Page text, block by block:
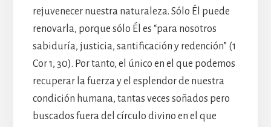
rejuvenecer nuestra naturaleza. Sólo Él puede
renovarla, porque sólo Él es “para nosotros
sabiduría, justicia, santificación y redención” (1
Cor 1, 30). Por tanto, el único en el que podemos
recuperar la fuerza y el esplendor de nuestra
condición humana, tantas veces soñados pero
buscados fuera del círculo divino en el que